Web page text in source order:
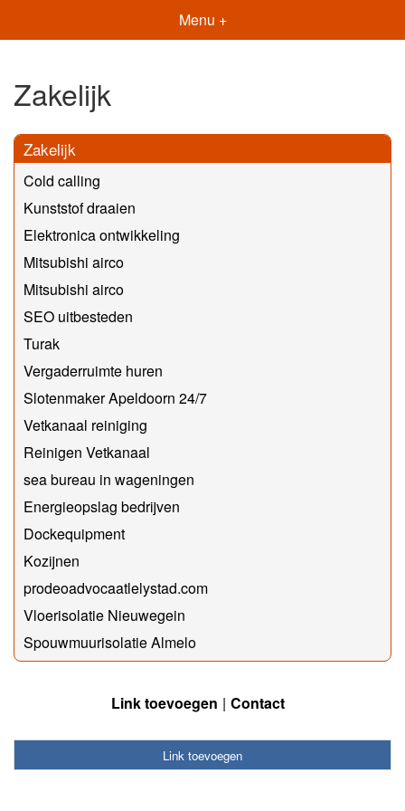
Menu +
Zakelijk
Zakelijk
Cold calling
Kunststof draaien
Elektronica ontwikkeling
Mitsubishi airco
Mitsubishi airco
SEO uitbesteden
Turak
Vergaderruimte huren
Slotenmaker Apeldoorn 24/7
Vetkanaal reiniging
Reinigen Vetkanaal
sea bureau in wageningen
Energieopslag bedrijven
Dockequipment
Kozijnen
prodeoadvocaatlelystad.com
Vloerisolatie Nieuwegein
Spouwmuurisolatie Almelo
Link toevoegen Contact
Link toevoegen